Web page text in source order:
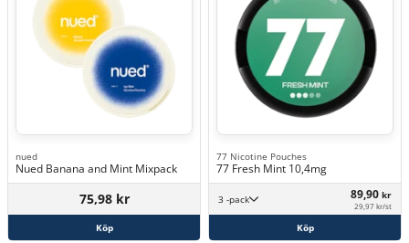
nued
Nued Banana and Mint Mixpack
75,98 kr
Köp
77 Nicotine Pouches
77 Fresh Mint 10,4mg
3 -pack 89,90 kr
29,97 kr/st
Köp